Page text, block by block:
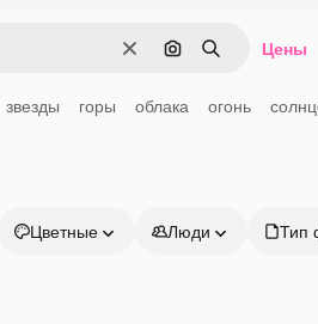
ОчиститьПоиск по
Поиск Цены
звезды горы облака огонь
Цветные Люди Тип